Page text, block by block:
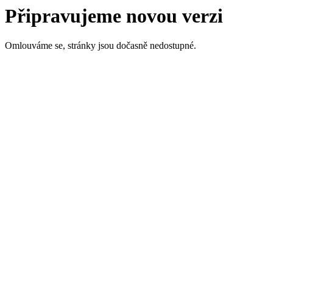
Připravujeme novou verzi
Omlouváme se, stránky jsou dočasně nedostupné.